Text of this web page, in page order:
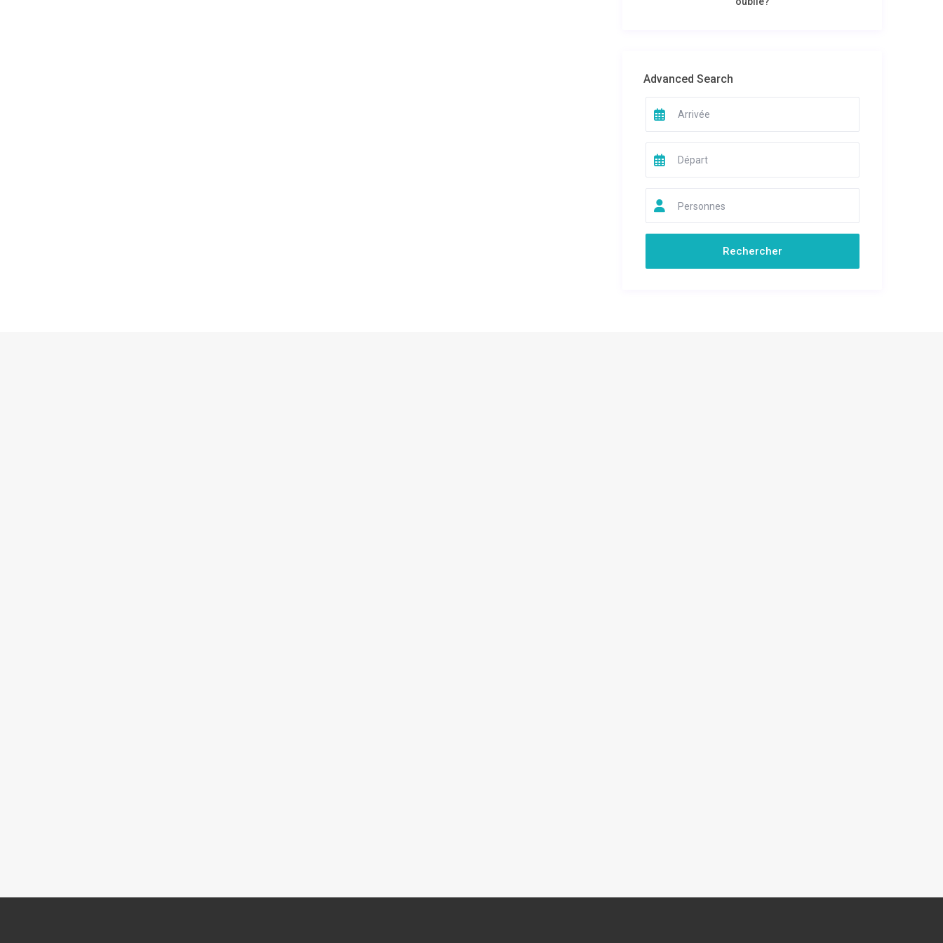
Advanced Search
Personnes